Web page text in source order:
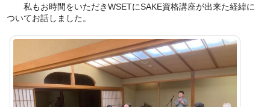
私もお時間をいただきWSETにSAKE資格講座が出来た経緯に
ついてお話しました。